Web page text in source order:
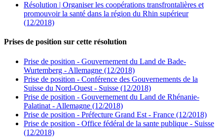
Résolution | Organiser les coopérations transfrontalières et
promouvoir la santé dans la région du Rhin supérieur
(12/2018)
Prises de position sur cette résolution
Prise de position - Gouvernement du Land de Bade-
Wurtemberg - Allemagne (12/2018)
Prise de position - Conférence des Gouvernements de la
Suisse du Nord-Ouest - Suisse (12/2018)
Prise de position - Gouvernement du Land de Rhénanie-
Palatinat - Allemagne (12/2018)
Prise de position - Préfecture Grand Est - France (12/2018)
Prise de position - Office fédéral de la sante publique - Suisse
(12/2018)